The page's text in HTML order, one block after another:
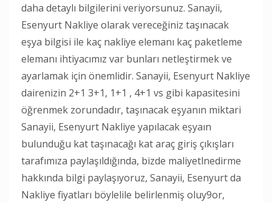
daha detaylı bilgilerini veriyorsunuz. Sanayii,
Esenyurt Nakliye olarak vereceğiniz taşınacak
eşya bilgisi ile kaç nakliye elemanı kaç paketleme
elemanı ihtiyacımız var bunları netleştirmek ve
ayarlamak için önemlidir. Sanayii, Esenyurt Nakliye
dairenizin 2+1 3+1, 1+1 , 4+1 vs gibi kapasitesini
öğrenmek zorundadır, taşınacak eşyanın miktari
Sanayii, Esenyurt Nakliye yapılacak eşyaın
bulunduğu kat taşınacağı kat araç giriş çıkışları
tarafımıza paylaşıldığında, bizde maliyetlnedirme
hakkında bilgi paylaşıyoruz, Sanayii, Esenyurt da
Nakliye fiyatları böylelile belirlenmiş oluy9or,